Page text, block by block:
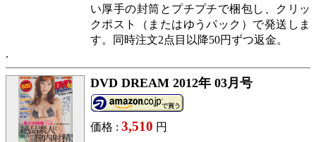
い厚手の封筒とプチプチで梱包し、クリッ
クポスト（またはゆうパック）で発送しま
す。同時注文2点目以降50円ずつ返金。
DVD DREAM 2012年 03月号
価格 : 3,510 円